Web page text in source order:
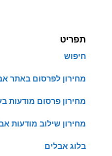
תפריט
חיפוש
מחירון לפרסום באתר
מחירון פרסום מודעות
מחירון שילוב מודעות
בלוג אבלים